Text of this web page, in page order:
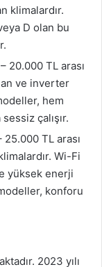
klimalardır.
D olan bu
20.000 TL arası
ve inverter
hem
çalışır.
25.000 TL arası
Wi-Fi
yüksek enerji
konforu
2023 yılı